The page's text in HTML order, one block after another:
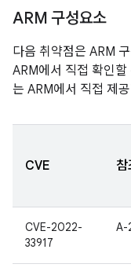
ARM 구성요소
다음 취약점은 ARM
ARM에서 직접 확인
는 ARM에서 직접 제
CVE 참
CVE-2022-
33917
A-